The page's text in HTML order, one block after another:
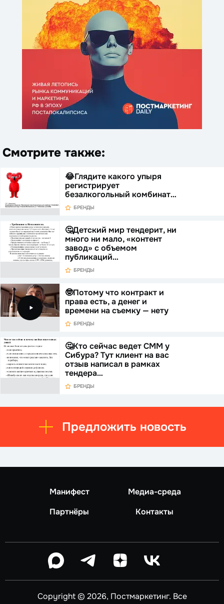
Смотрите также:
😂Глядите какого упыря
регистрирует
безалкогольный комбинат…
БРЕНДЫ
🤔Детский мир тендерит, ни
много ни мало, «контент
завод» с объемом
публикаций…
БРЕНДЫ
🤓Потому что контракт и
права есть, а денег и
времени на съемку — нету
БРЕНДЫ
🤔Кто сейчас ведет СММ у
Сибура? Тут клиент на вас
отзыв написал в рамках
тендера…
БРЕНДЫ
Предложить новость
Манифест
Медиа-среда
Партнёры
Контакты
Copyright © 2026, Постмаркетинг. Все